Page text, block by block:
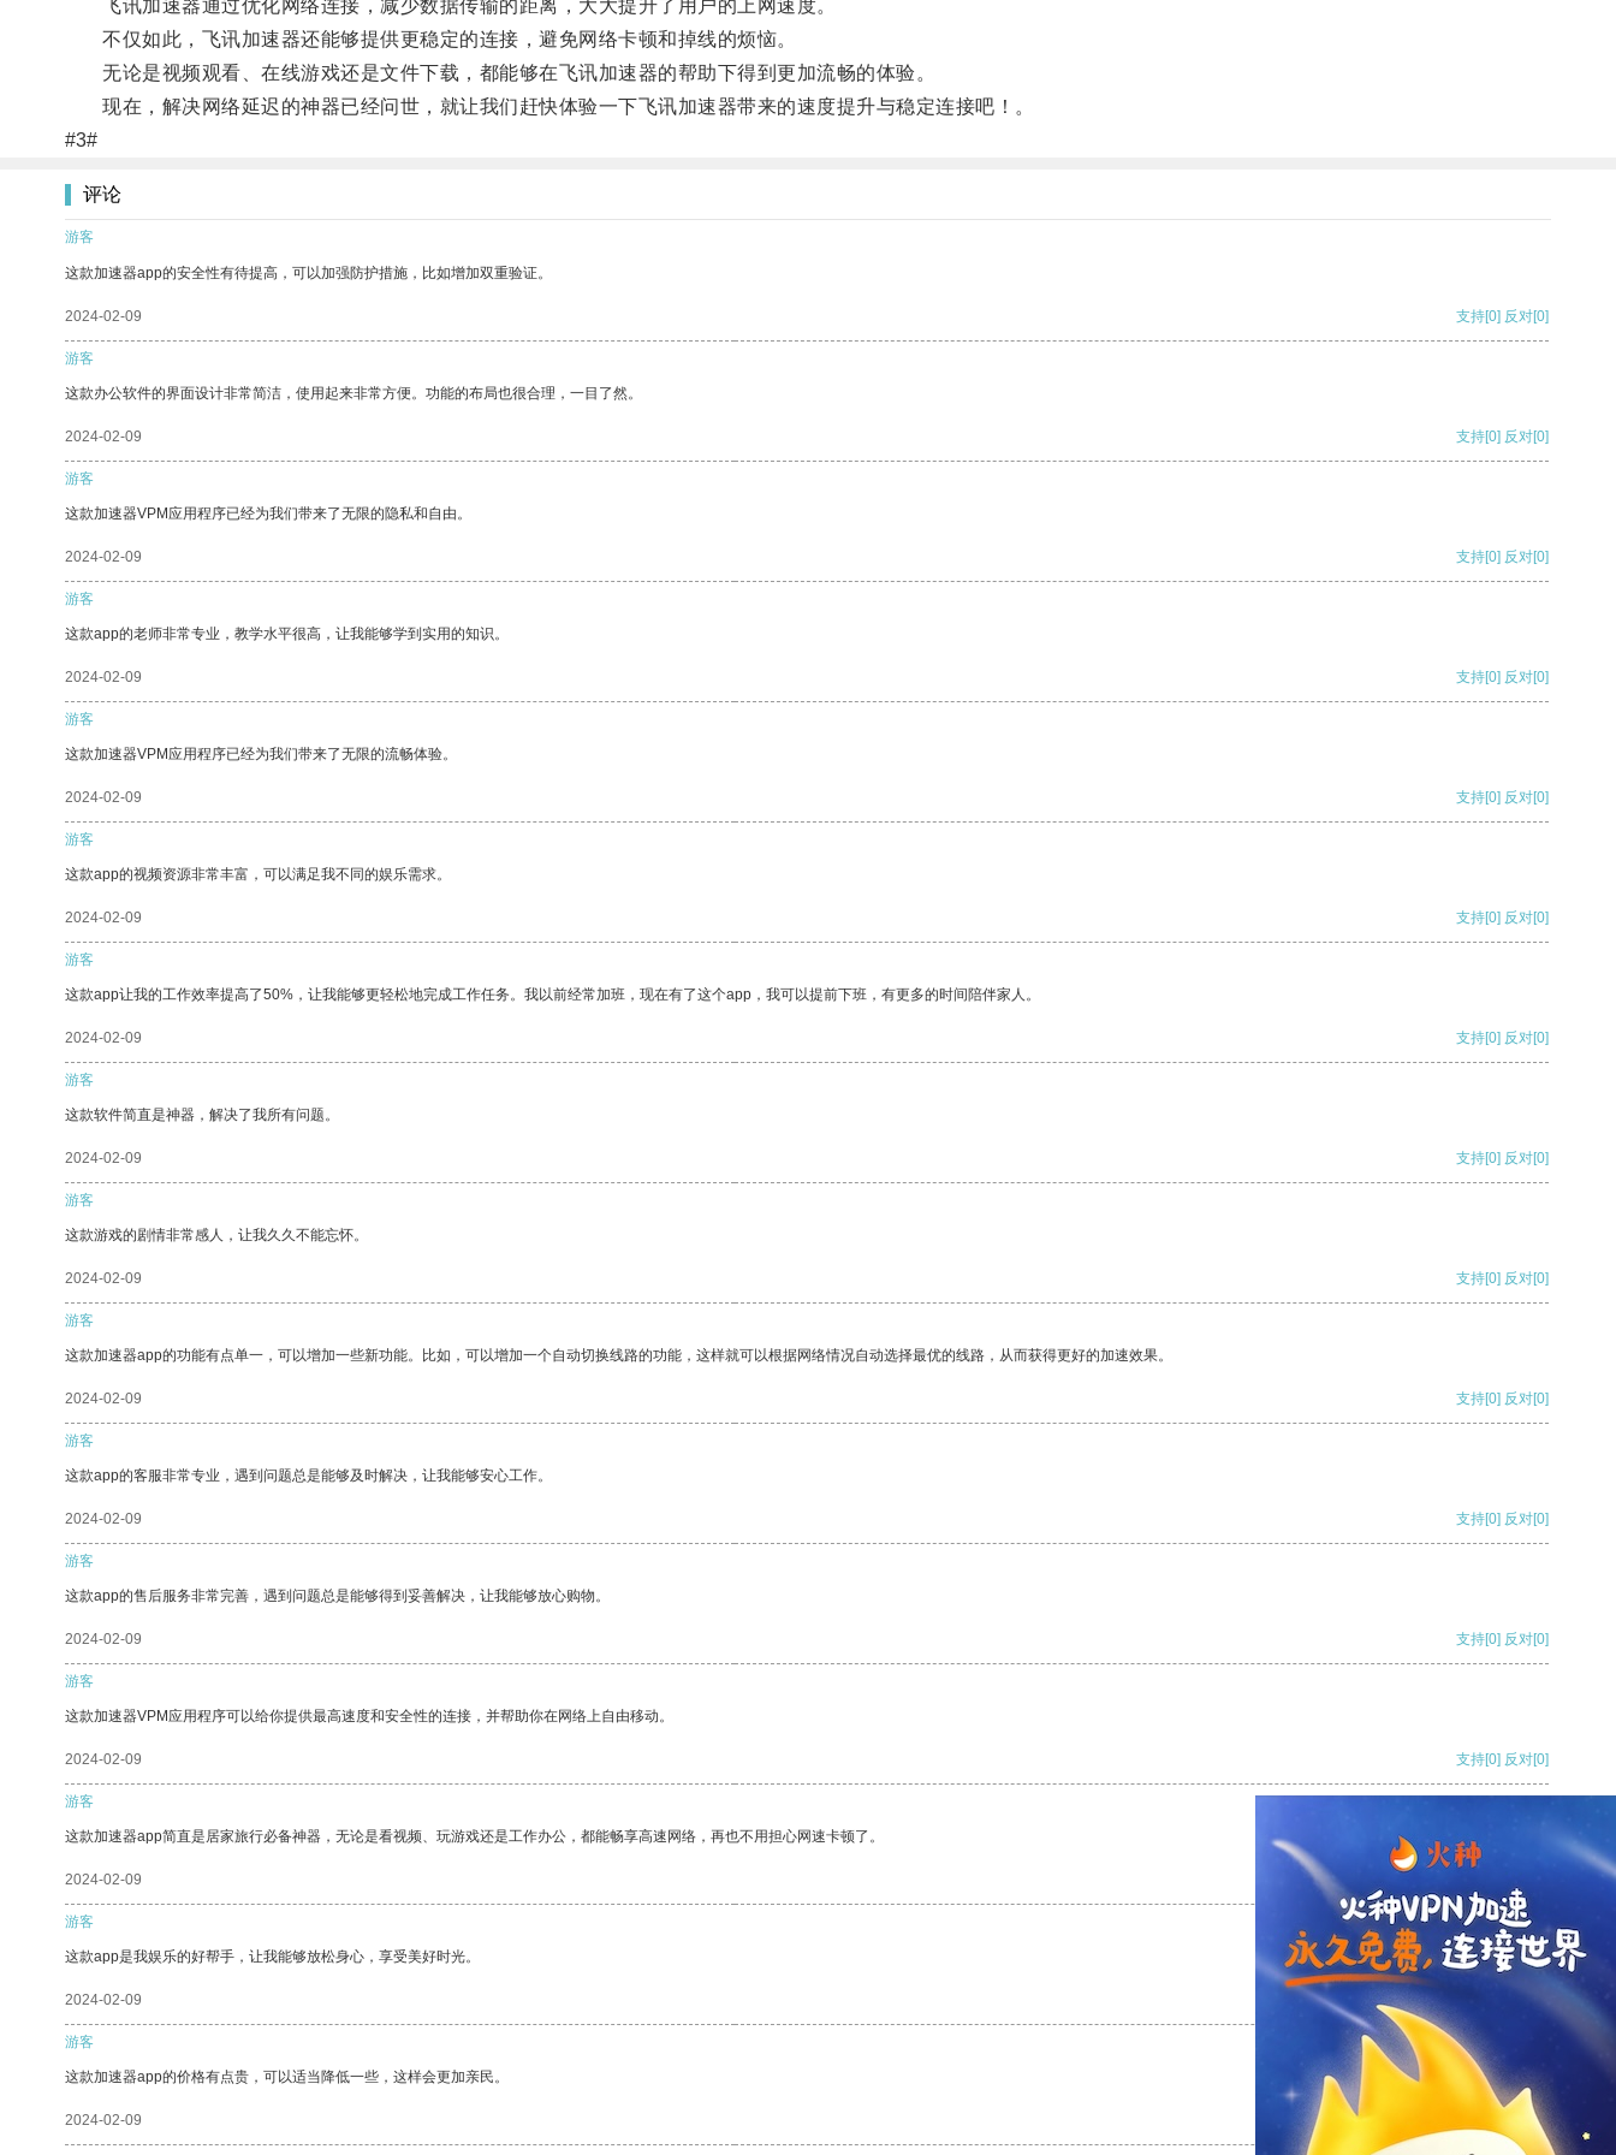
飞讯加速器通过优化网络连接，减少数据传输的距离，大大提升了用户的上网速度。
不仅如此，飞讯加速器还能够提供更稳定的连接，避免网络卡顿和掉线的烦恼。
无论是视频观看、在线游戏还是文件下载，都能够在飞讯加速器的帮助下得到更加流畅的体验。
现在，解决网络延迟的神器已经问世，就让我们赶快体验一下飞讯加速器带来的速度提升与稳定连接吧！。
#3#
评论
游客
这款加速器app的安全性有待提高，可以加强防护措施，比如增加双重验证。
2024-02-09 支持[0] 反对[0]
游客
这款办公软件的界面设计非常简洁，使用起来非常方便。功能的布局也很合理，一目了然。
2024-02-09 支持[0] 反对[0]
游客
这款加速器VPM应用程序已经为我们带来了无限的隐私和自由。
2024-02-09 支持[0] 反对[0]
游客
这款app的老师非常专业，教学水平很高，让我能够学到实用的知识。
2024-02-09 支持[0] 反对[0]
游客
这款加速器VPM应用程序已经为我们带来了无限的流畅体验。
2024-02-09 支持[0] 反对[0]
游客
这款app的视频资源非常丰富，可以满足我不同的娱乐需求。
2024-02-09 支持[0] 反对[0]
游客
这款app让我的工作效率提高了50%，让我能够更轻松地完成工作任务。我以前经常加班，现在有了这个app，我可以提前下班，有更多的时间陪伴家人。
2024-02-09 支持[0] 反对[0]
游客
这款软件简直是神器，解决了我所有问题。
2024-02-09 支持[0] 反对[0]
游客
这款游戏的剧情非常感人，让我久久不能忘怀。
2024-02-09 支持[0] 反对[0]
游客
这款加速器app的功能有点单一，可以增加一些新功能。比如，可以增加一个自动切换线路的功能，这样就可以根据网络情况自动选择最优的线路，从而获得更好的加速效果。
2024-02-09 支持[0] 反对[0]
游客
这款app的客服非常专业，遇到问题总是能够及时解决，让我能够安心工作。
2024-02-09 支持[0] 反对[0]
游客
这款app的售后服务非常完善，遇到问题总是能够得到妥善解决，让我能够放心购物。
2024-02-09 支持[0] 反对[0]
游客
这款加速器VPM应用程序可以给你提供最高速度和安全性的连接，并帮助你在网络上自由移动。
2024-02-09 支持[0] 反对[0]
游客
这款加速器app简直是居家旅行必备神器，无论是看视频、玩游戏还是工作办公，都能畅享高速网络，再也不用担心网速卡顿了。
2024-02-09
游客
这款app是我娱乐的好帮手，让我能够放松身心，享受美好时光。
2024-02-09 反对
游客
这款加速器app的价格有点贵，可以适当降低一些，这样会更加亲民。
2024-02-09 反对[0]